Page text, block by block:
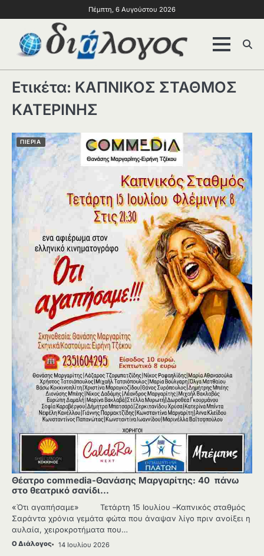
Πέμπτη, 6 Αυγούστου 2026
Ετικέτα: ΚΑΠΝΙΚΟΣ ΣΤΑΘΜΟΣ
ΚΑΤΕΡΙΝΗΣ
ΠΙΕΡΙΑ
Θέατρο commedia-Θανάσης Μαργαρίτης: 40 πάνω
στο θεατρικό σανίδι…
«Ότι αγαπήσαμε» Τετάρτη 15 Ιουλίου –Καπνικός σταθμός
Σαράντα χρόνια γεμάτα φώτα που άναψαν λίγο πριν ανοίξει η
αυλαία, χειροκροτήματα που…
Ο Διάλογος 14 Ιουλίου 2026